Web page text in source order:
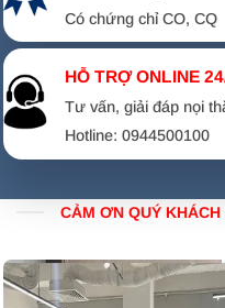
Có chứng chỉ CO, CQ
HỖ TRỢ ONLINE
Tư vấn, giải đáp nọi
Hotline: 0944500100
CẢM ƠN QUÝ